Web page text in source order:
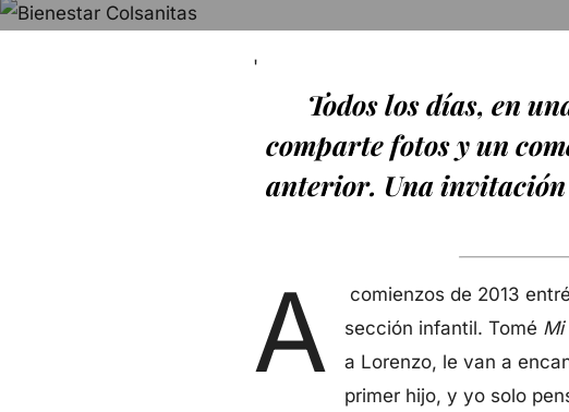
'
Todos los días, en
comparte fotos y un
anterior. Una invitación
A
comienzos de 2013
sección infantil. Tomé Mi
a Lorenzo, le van a
primer hijo, y yo solo